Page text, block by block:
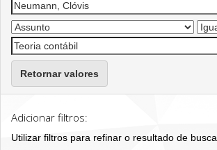
Retornar valores
Adicionar filtros:
Utilizar filtros para refinar o resultado de busca.